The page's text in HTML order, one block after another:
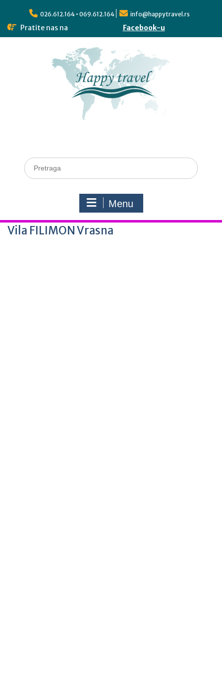
026.612.164 • 069.612.164 info@happytravel.rs
Pratite nas na Facebook-u
Menu
Vila FILIMON Vrasna